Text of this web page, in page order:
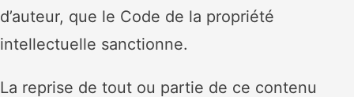
d’auteur, que le Code de la propriété
intellectuelle sanctionne.
La reprise de tout ou partie de ce contenu